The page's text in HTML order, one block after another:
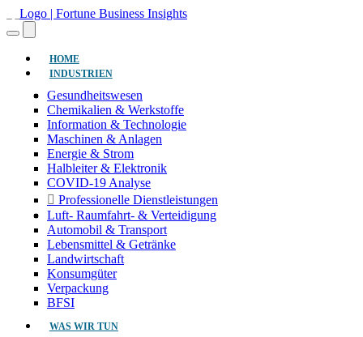
HOME(AKTUELL)
INDUSTRIEN
Gesundheitswesen
Chemikalien & Werkstoffe
Information & Technologie
Maschinen & Anlagen
Energie & Strom
Halbleiter & Elektronik
COVID-19 Analyse
Professionelle Dienstleistungen
Luft- Raumfahrt- & Verteidigung
Automobil & Transport
Lebensmittel & Getränke
Landwirtschaft
Konsumgüter
Verpackung
BFSI
WAS WIR TUN